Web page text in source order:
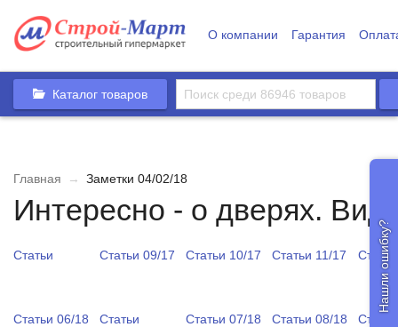
О компании Гарантия
Каталог товаров
Главная → Заметки 04/02/18
Интересно - о дверях.
Статьи Статьи 09/17 Статьи 10/17 Статьи 11/17
Статьи 06/18
Статьи
Статьи 07/18 Статьи 08/18
Нашли ошибку?